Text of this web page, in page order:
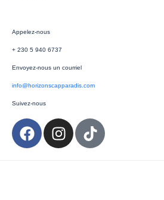
Appelez-nous
+ 230 5 940 6737
Envoyez-nous un courriel
info@horizonscapparadis.com
Suivez-nous